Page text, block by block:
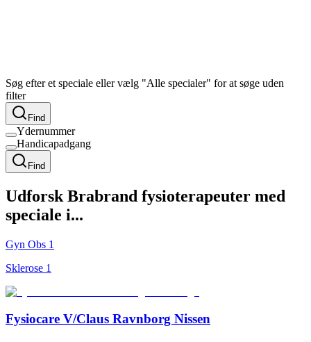
Søg efter et speciale eller vælg "Alle specialer" for at søge uden
filter
Find
Ydernummer
Handicapadgang
Find
Udforsk Brabrand fysioterapeuter med
speciale i...
Gyn Obs 1
Sklerose 1
Fysiocare V/Claus Ravnborg Nissen